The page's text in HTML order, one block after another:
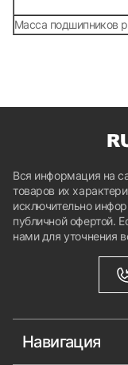
Масса подшипников
Вся информация на
товаров их
исключительно
публичной офертой.
нами для уточнения
Навигация